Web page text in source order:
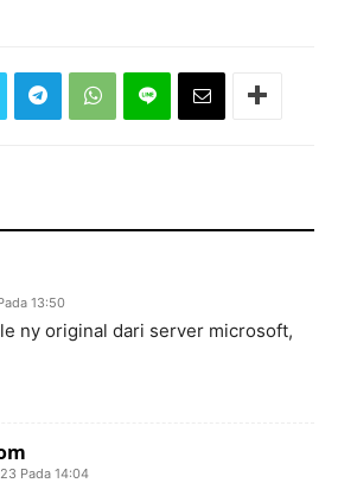
13:50
ny original dari server microsoft,
Pada 14:04